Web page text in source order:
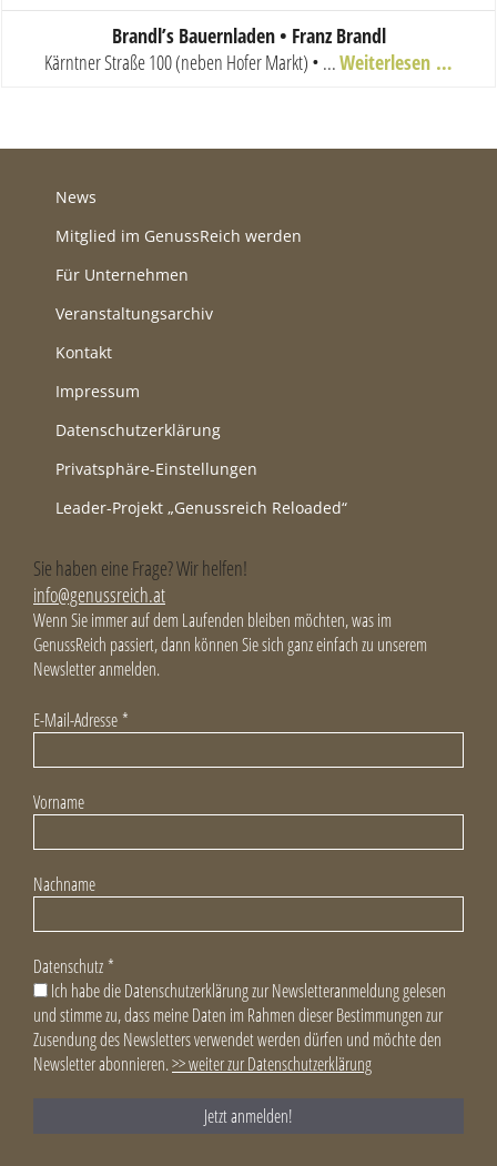
Brandl’s Bauernladen • Franz Brandl
Kärntner Straße 100 (neben Hofer Markt) • ...Weiterlesen …
News
Mitglied im GenussReich werden
Für Unternehmen
Veranstaltungsarchiv
Kontakt
Impressum
Datenschutzerklärung
Privatsphäre-Einstellungen
Leader-Projekt „Genussreich Reloaded“
Sie haben eine Frage? Wir helfen!
info@genussreich.at
Wenn Sie immer auf dem Laufenden bleiben möchten, was im
GenussReich passiert, dann können Sie sich ganz einfach zu unserem
Newsletter anmelden.
E-Mail-Adresse *
Vorname
Nachname
Datenschutz *
Ich habe die Datenschutzerklärung zur Newsletteranmeldung gelesen
und stimme zu, dass meine Daten im Rahmen dieser Bestimmungen zur
Zusendung des Newsletters verwendet werden dürfen und möchte den
Newsletter abonnieren.>> weiter zur Datenschutzerklärung